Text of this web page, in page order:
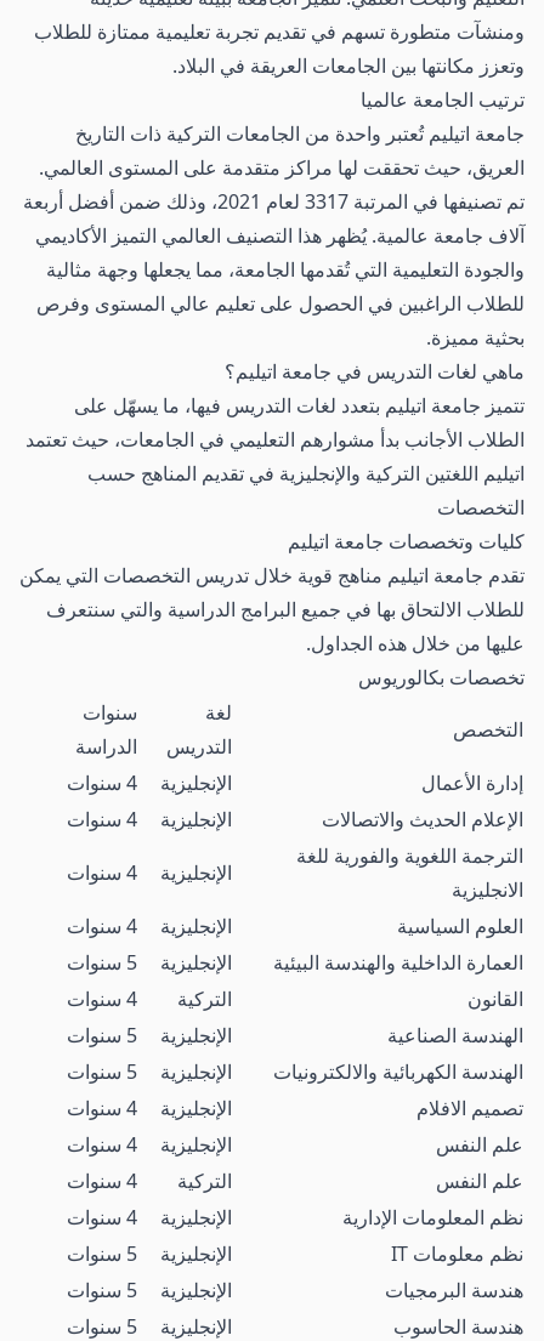
ومنشآت متطورة تسهم في تقديم تجربة تعليمية ممتازة للطلاب
وتعزز مكانتها بين الجامعات العريقة في البلاد.
ترتيب الجامعة عالميا
جامعة اتيليم تُعتبر واحدة من الجامعات التركية ذات التاريخ
العريق، حيث تحققت لها مراكز متقدمة على المستوى العالمي.
تم تصنيفها في المرتبة 3317 لعام 2021، وذلك ضمن أفضل أربعة
آلاف جامعة عالمية. يُظهر هذا التصنيف العالمي التميز الأكاديمي
والجودة التعليمية التي تُقدمها الجامعة، مما يجعلها وجهة مثالية
للطلاب الراغبين في الحصول على تعليم عالي المستوى وفرص
بحثية مميزة.
ماهي لغات التدريس في جامعة اتيليم؟
تتميز جامعة اتيليم بتعدد لغات التدريس فيها، ما يسهّل على
الطلاب الأجانب بدأ مشوارهم التعليمي في الجامعات، حيث تعتمد
اتيليم اللغتين التركية والإنجليزية في تقديم المناهج حسب
التخصصات
كليات وتخصصات جامعة اتيليم
تقدم جامعة اتيليم مناهج قوية خلال تدريس التخصصات التي يمكن
للطلاب الالتحاق بها في جميع البرامج الدراسية والتي سنتعرف
عليها من خلال هذه الجداول.
تخصصات بكالوريوس
التخصص
لغة
التدريس
سنوات
الدراسة
إدارة الأعمال
الإنجليزية
4 سنوات
الإعلام الحديث والاتصالات
الإنجليزية
4 سنوات
الترجمة اللغوية والفورية للغة
الانجليزية
الإنجليزية
4 سنوات
العلوم السياسية
الإنجليزية
4 سنوات
العمارة الداخلية والهندسة البيئية
الإنجليزية
5 سنوات
القانون
التركية
4 سنوات
الهندسة الصناعية
الإنجليزية
5 سنوات
الهندسة الكهربائية والالكترونيات
الإنجليزية
5 سنوات
تصميم الافلام
الإنجليزية
4 سنوات
علم النفس
الإنجليزية
4 سنوات
علم النفس
التركية
4 سنوات
نظم المعلومات الإدارية
الإنجليزية
4 سنوات
نظم معلومات IT
الإنجليزية
5 سنوات
هندسة البرمجيات
الإنجليزية
5 سنوات
هندسة الحاسوب
الإنجليزية 5 سنوات